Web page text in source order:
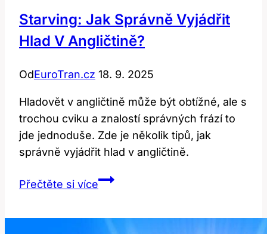
Starving: Jak Správně Vyjádřit
Hlad V Angličtině?
OdEuroTran.cz 18. 9. 2025
Hladovět v angličtině může být obtížné, ale s
trochou cviku a znalostí správných frází to
jde jednoduše. Zde je několik tipů, jak
správně vyjádřit hlad v angličtině.
Přečtěte si víceStarving:
Vyjádřit